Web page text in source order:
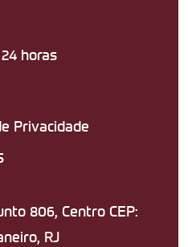
horas
Privacidade
806, Centro CEP:
RJ